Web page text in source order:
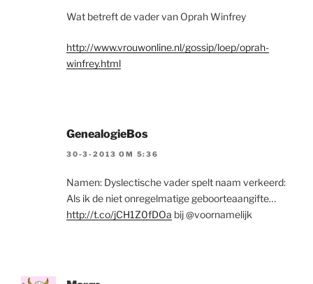
Wat betreft de vader van Oprah Winfrey
http://www.vrouwonline.nl/gossip/loep/oprah-
winfrey.html
GenealogieBos
30-3-2013 OM 5:36
Namen: Dyslectische vader spelt naam verkeerd:
Als ik de niet onregelmatige geboorteaangifte…
http://t.co/jCH1Z0fDOa bij @voornamelijk